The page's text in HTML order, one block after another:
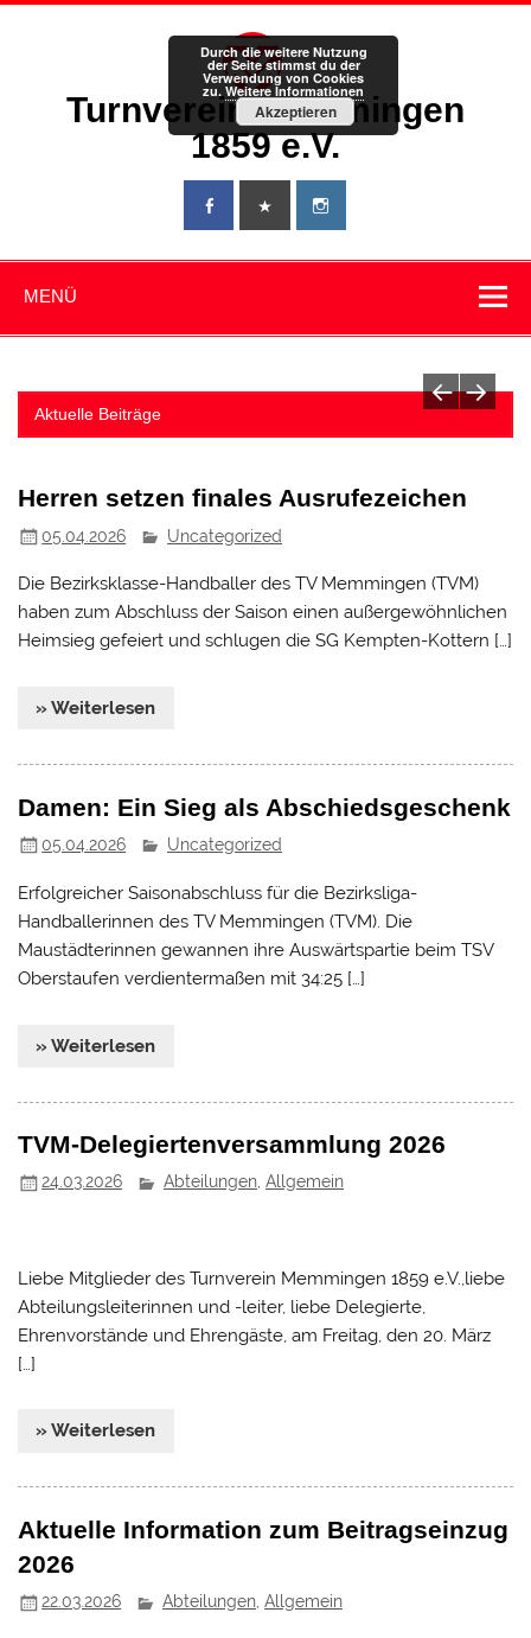
Zum
Turnverein Memmingen
1859 e.V.
MENÜ
Aktuelle Beiträge
Herren setzen finales Ausrufezeichen
05.04.2026 Uncategorized
Die Bezirksklasse-Handballer des TV Memmingen (TVM)
haben zum Abschluss der Saison einen außergewöhnlichen
Heimsieg gefeiert und schlugen die SG Kempten-Kottern […]
» Weiterlesen
Damen: Ein Sieg als Abschiedsgeschenk
05.04.2026 Uncategorized
Erfolgreicher Saisonabschluss für die Bezirksliga-
Handballerinnen des TV Memmingen (TVM). Die
Maustädterinnen gewannen ihre Auswärtspartie beim TSV
Oberstaufen verdientermaßen mit 34:25 […]
» Weiterlesen
TVM-Delegiertenversammlung 2026
24.03.2026 Abteilungen,Allgemein
Liebe Mitglieder des Turnverein Memmingen 1859 e.V.,liebe
Abteilungsleiterinnen und -leiter, liebe Delegierte,
Ehrenvorstände und Ehrengäste, am Freitag, den 20. März
[…]
» Weiterlesen
Aktuelle Information zum Beitragseinzug
2026
22.03.2026 Abteilungen,Allgemein
Durch die weitere Nutzung
der Seite stimmst du der
Verwendung von Cookies
zu. Weitere Informationen
Akzeptieren